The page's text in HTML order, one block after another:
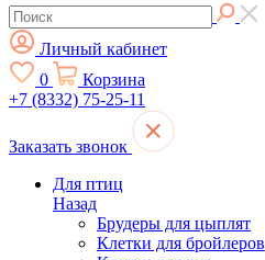
Личный кабинет
0
Корзина
+7 (8332) 75-25-11
Заказать звонок
Для птиц
Назад
Брудеры для цыплят
Клетки для бройлеров